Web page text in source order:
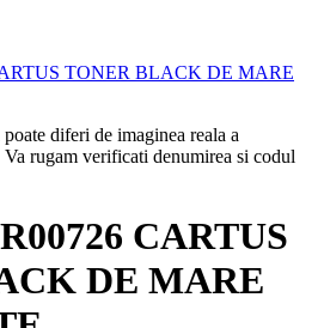
diferi de imaginea reala a
rugam verificati denumirea si codul
CARTUS
DE MARE